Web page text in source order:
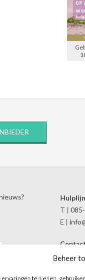
Beheer
ervaringen te bieden,
T |
E |
Over